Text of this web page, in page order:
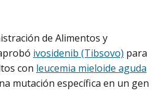
de Alimentos y
ivosidenib (Tibsovo) para
con leucemia mieloide aguda
mutación específica en un gen